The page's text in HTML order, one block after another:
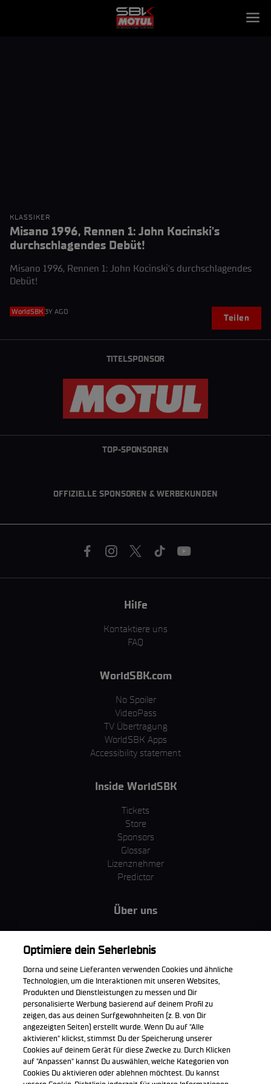
KLASSIKER
Misano 1996, Rennen 1: John Kocinski's
durchschlagendes Debüt!
Misano 1996, Rennen 1: John Kocinski's durchschlagendes
Debüt!
WorldSBK 3Y AGO
Teilen
TITELSPONSOR
TOP-SPONSOREN
OFFIZIELLE SPONSOREN & WERBEKUNDEN
Hilfe
Kontaktiere uns
FAQ
WorldSBK.com
No Spoiler
VideoPass
TV Übertragung
WorldSBK Apps
Accessibility statement
Inside WorldSBK
Tickets
Store
Sponsors
Glossar
Lizenznehmer
Predictor
Über uns
MotoGP Group
Cookie Richtlinien
Unternehmen & ESG
Datenschutzerklärung
Kaufrichtlinie
Die offizielle WorldSBK App herunterladen
Optimiere dein Seherlebnis
Dorna und seine Lieferanten verwenden Cookies und ähnliche
Technologien, um die Interaktionen mit unseren Websites,
Produkten und Dienstleistungen zu messen und Dir
personalisierte Werbung basierend auf deinem Profil zu
zeigen, das aus deinen Surfgewohnheiten (z. B. von Dir
angezeigten Seiten) erstellt wurde. Wenn Du auf "Alle
aktivieren" klickst, stimmst Du der Speicherung unserer
Cookies auf deinem Gerät für diese Zwecke zu. Durch Klicken
auf "Anpassen" kannst Du auswählen, welche Kategorien von
Cookies Du aktivieren oder ablehnen möchtest. Du kannst